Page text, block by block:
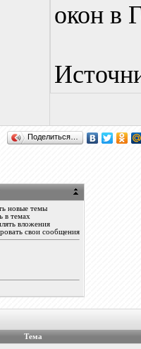
окон в
Поделиться…
новые темы
в темах
вложения
свои сообщения
Тема